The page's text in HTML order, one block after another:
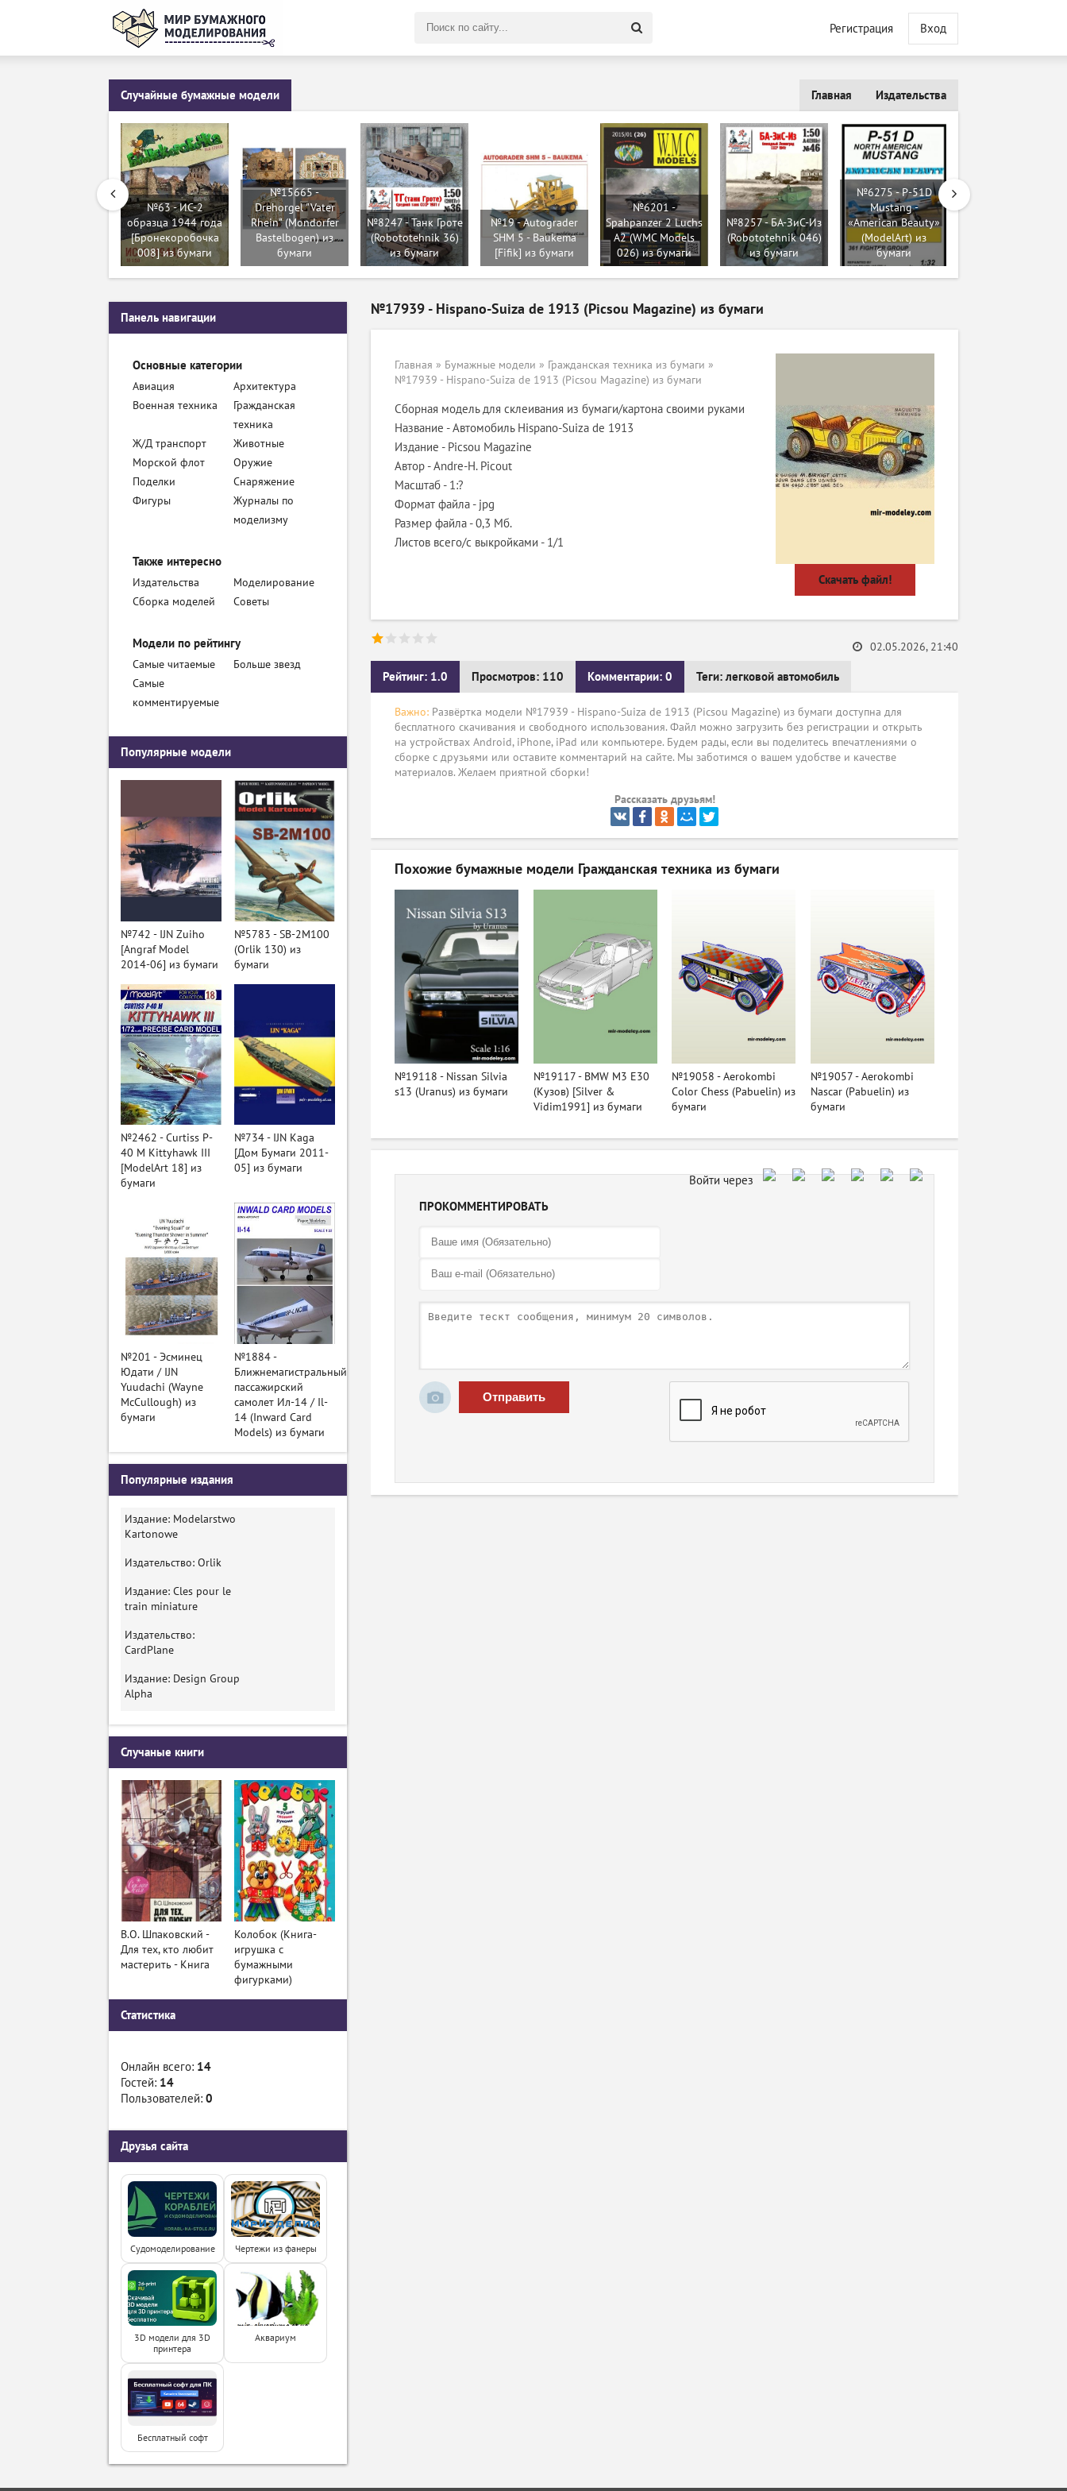
Регистрация Вход
Случайные бумажные модели Издательства
Главная
№63 - ИС-2
образца 1944 года
[Бронекоробочка
008] из бумаги
№15665 -
Drehorgel "Vater
Rhein" (Mondorfer
Bastelbogen) из
бумаги
№8247 - Танк Гроте
(Robototehnik 36)
из бумаги
№19 - Autograder
SHM 5 - Baukema
[Fifik] из бумаги
№6201 -
Spahpanzer 2 Luchs
A2 (WMC Models
026) из бумаги
№8257 - БА-ЗиС-Из
(Robototehnik 046)
из бумаги
№6275 - P-51D
Mustang -
«American Beauty»
(ModelArt) из
бумаги
№17939 - Hispano-Suiza de 1913 (Picsou Magazine) из бумаги
Главная » Бумажные модели » Гражданская техника из бумаги »
№17939 - Hispano-Suiza de 1913 (Picsou Magazine) из бумаги
Сборная модель для склеивания из бумаги/картона своими руками
Название - Автомобиль Hispano-Suiza de 1913
Издание - Picsou Magazine
Автор - Andre-H. Picout
Масштаб - 1:?
Формат файла - jpg
Размер файла - 0,3 Мб.
Листов всего/с выкройками - 1/1
Скачать файл!
Рейтинг: 1.0 Просмотров: 110 Комментарии: 0 Теги:легковой автомобиль
02.05.2026, 21:40
Важно: Развёртка модели №17939 - Hispano-Suiza de 1913 (Picsou Magazine) из бумаги доступна для
бесплатного скачивания и свободного использования. Файл можно загрузить без регистрации и открыть
на устройствах Android, iPhone, iPad или компьютере. Будем рады, если вы поделитесь впечатлениями о
сборке с друзьями или оставите комментарий на сайте. Мы заботимся о вашем удобстве и качестве
материалов. Желаем приятной сборки!
Рассказать друзьям!
Похожие бумажные модели Гражданская техника из бумаги
№19118 - Nissan Silvia
s13 (Uranus) из бумаги
№19117 - BMW M3 E30
(Кузов) [Silver &
Vidim1991] из бумаги
№19058 - Aerokombi
Color Chess (Pabuelin) из
бумаги
№19057 - Aerokombi
Nascar (Pabuelin) из
бумаги
ПРОКОММЕНТИРОВАТЬ
Отправить
Панель навигации
Основные категории
Авиация
Архитектура
Военная техника
Гражданская
техника
Ж/Д транспорт
Животные
Морской флот
Оружие
Поделки
Снаряжение
Фигуры
Журналы по
моделизму
Также интересно
Издательства
Моделирование
Сборка моделей
Советы
Модели по рейтингу
Самые читаемые
Больше звезд
Самые
комментируемые
Популярные модели
№742 - IJN Zuiho
[Angraf Model
2014-06] из бумаги
№5783 - SB-2M100
(Orlik 130) из
бумаги
№2462 - Curtiss P-
40 M Kittyhawk III
[ModelArt 18] из
бумаги
№734 - IJN Kaga
[Дом Бумаги 2011-
05] из бумаги
№201 - Эсминец
Юдати / IJN
Yuudachi (Wayne
McCullough) из
бумаги
№1884 -
Ближнемагистральный
пассажирский
самолет Ил-14 / Il-
14 (Inward Card
Models) из бумаги
Популярные издания
Издание: Modelarstwo
Kartonowe
Издательство: Orlik
Издание: Cles pour le
train miniature
Издательство:
CardPlane
Издание: Design Group
Alpha
Случаные книги
В.О. Шпаковский -
Для тех, кто любит
мастерить - Книга
Колобок (Книга-
игрушка с
бумажными
фигурками)
Статистика
Онлайн всего: 14
Гостей: 14
Пользователей: 0
Друзья сайта
Судомоделирование Чертежи из фанеры
3D модели для 3D
принтера
Аквариум
Бесплатный софт